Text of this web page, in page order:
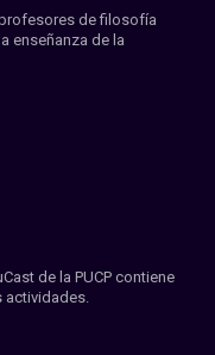
de filosofía
enseñanza de la
de la PUCP contiene